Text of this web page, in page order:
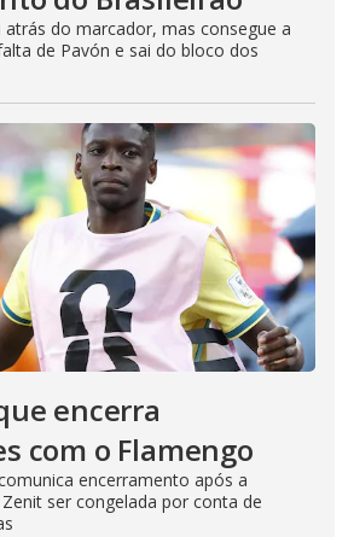
do marcador, mas consegue a
de Pavón e sai do bloco dos
encerra
com o Flamengo
encerramento após a
ser congelada por conta de